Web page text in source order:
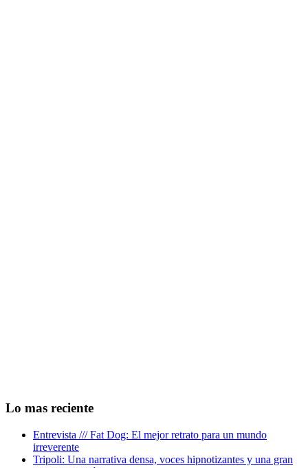
Lo mas reciente
Entrevista /// Fat Dog: El mejor retrato para un mundo
irreverente
Tripoli: Una narrativa densa, voces hipnotizantes y una gran